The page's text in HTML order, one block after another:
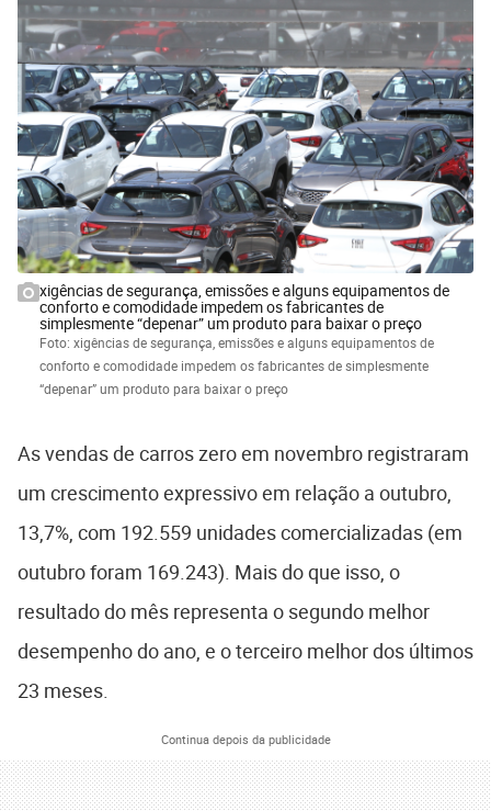
xigências de segurança, emissões e alguns equipamentos de
conforto e comodidade impedem os fabricantes de
simplesmente “depenar” um produto para baixar o preço
Foto: xigências de segurança, emissões e alguns equipamentos de
conforto e comodidade impedem os fabricantes de simplesmente
“depenar” um produto para baixar o preço
As vendas de carros zero em novembro registraram
um crescimento expressivo em relação a outubro,
13,7%, com 192.559 unidades comercializadas (em
outubro foram 169.243). Mais do que isso, o
resultado do mês representa o segundo melhor
desempenho do ano, e o terceiro melhor dos últimos
23 meses.
Continua depois da publicidade